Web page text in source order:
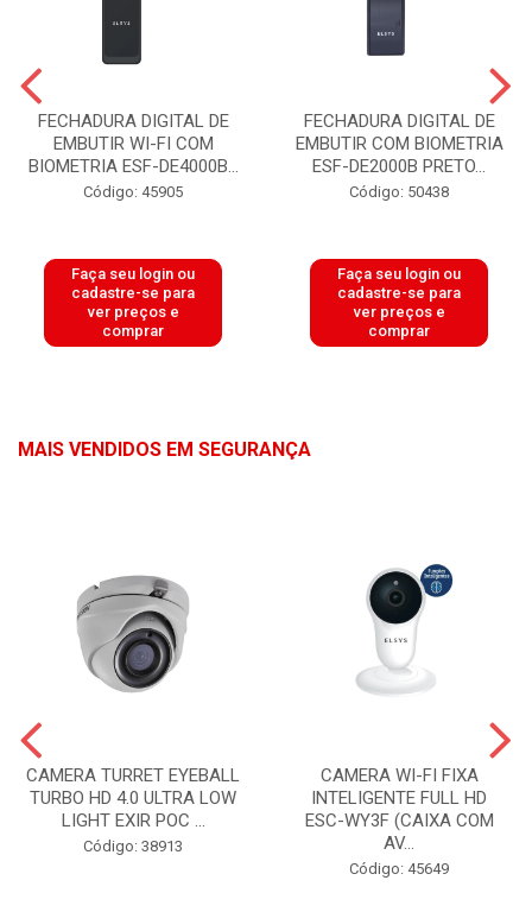
FECHADURA DIGITAL DE
EMBUTIR WI-FI COM
BIOMETRIA ESF-DE4000B...
Código: 45905
Faça seu login ou
cadastre-se para
ver preços e
comprar
FECHADURA DIGITAL DE
EMBUTIR COM BIOMETRIA
ESF-DE2000B PRETO...
Código: 50438
Faça seu login ou
cadastre-se para
ver preços e
comprar
MAIS VENDIDOS EM SEGURANÇA
CAMERA TURRET EYEBALL
TURBO HD 4.0 ULTRA LOW
LIGHT EXIR POC ...
Código: 38913
CAMERA WI-FI FIXA
INTELIGENTE FULL HD
ESC-WY3F (CAIXA COM
AV...
Código: 45649